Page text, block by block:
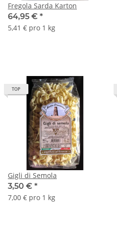
Fregola Sarda Karton
64,95 € *
5,41 € pro 1 kg
TOP
Gigli di Semola
3,50 € *
7,00 € pro 1 kg